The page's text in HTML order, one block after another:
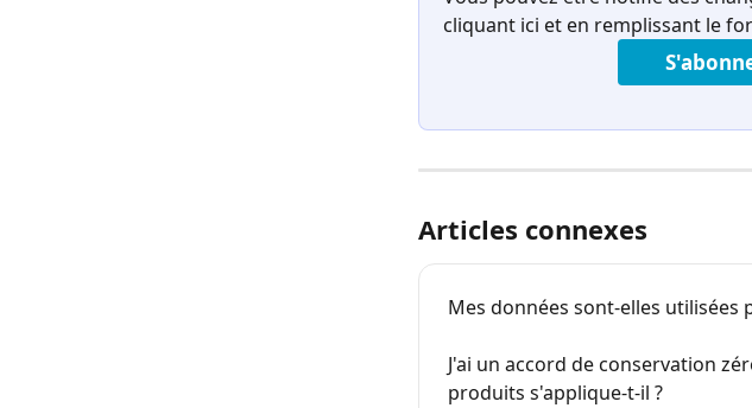
cliquant ici et en remplissant le
Articles connexes
Mes données sont-elles
J'ai un accord de conservation
produits s'applique-t-il ?